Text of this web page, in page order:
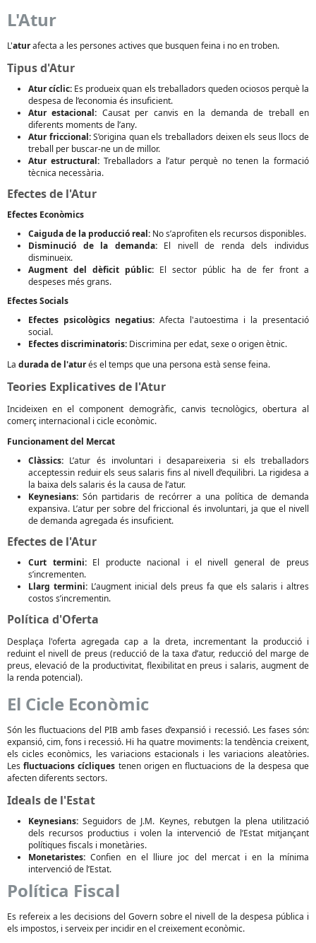
L'Atur
L'aturafecta a les persones actives que busquen feina i no en troben.
Tipus d'Atur
Atur cíclic: Es produeix quan els treballadors queden ociosos perquè la
despesa de l’economia és insuficient.
Atur estacional: Causat per canvis en la demanda de treball en
diferents moments de l’any.
Atur friccional:S’origina quan els treballadors deixen els seus llocs de
treball per buscar-ne un de millor.
Atur estructural:Treballadors a l’atur perquè no tenen la formació
tècnica necessària.
Efectes de l'Atur
Efectes Econòmics
Caiguda de la producció real: No s’aprofiten els recursos disponibles.
Disminució de la demanda:El nivell de renda dels individus
disminueix.
Augment del dèficit públic: El sector públic ha de fer front a
despeses més grans.
Efectes Socials
Efectes psicològics negatius: Afecta l'autoestima i la presentació
social.
Efectes discriminatoris: Discrimina per edat, sexe o origen ètnic.
La durada de l'aturés el temps que una persona està sense feina.
Teories Explicatives de l'Atur
Incideixen en el component demogràfic, canvis tecnològics, obertura al
comerç internacional i cicle econòmic.
Funcionament del Mercat
Clàssics: L’atur és involuntari i desapareixeria si els treballadors
acceptessin reduir els seus salaris fins al nivell d’equilibri. La rigidesa a
la baixa dels salaris és la causa de l’atur.
Keynesians: Són partidaris de recórrer a una política de demanda
expansiva. L’atur per sobre del friccional és involuntari, ja que el nivell
de demanda agregada és insuficient.
Efectes de l'Atur
Curt termini:El producte nacional i el nivell general de preus
s’incrementen.
Llarg termini: L’augment inicial dels preus fa que els salaris i altres
costos s’incrementin.
Política d'Oferta
Desplaça l'oferta agregada cap a la dreta, incrementant la producció i
reduint el nivell de preus (reducció de la taxa d’atur, reducció del marge de
preus, elevació de la productivitat, flexibilitat en preus i salaris, augment de
la renda potencial).
El Cicle Econòmic
Són les fluctuacions del PIB amb fases d’expansió i recessió. Les fases són:
expansió, cim, fons i recessió. Hi ha quatre moviments: la tendència creixent,
els cicles econòmics, les variacions estacionals i les variacions aleatòries.
Lesfluctuacions cícliques tenen origen en fluctuacions de la despesa que
afecten diferents sectors.
Ideals de l'Estat
Keynesians: Seguidors de J.M. Keynes, rebutgen la plena utilització
dels recursos productius i volen la intervenció de l’Estat mitjançant
polítiques fiscals i monetàries.
Monetaristes: Confien en el lliure joc del mercat i en la mínima
intervenció de l’Estat.
Política Fiscal
Es refereix a les decisions del Govern sobre el nivell de la despesa pública i
els impostos, i serveix per incidir en el creixement econòmic.